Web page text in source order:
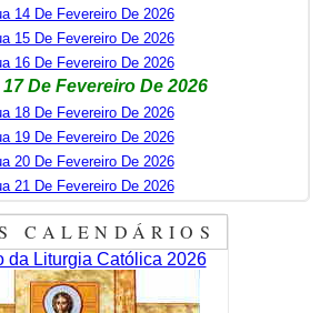
14 De Fevereiro De 2026
15 De Fevereiro De 2026
16 De Fevereiro De 2026
De Fevereiro De 2026
18 De Fevereiro De 2026
19 De Fevereiro De 2026
20 De Fevereiro De 2026
21 De Fevereiro De 2026
CALENDÁRIOS
da Liturgia Católica 2026